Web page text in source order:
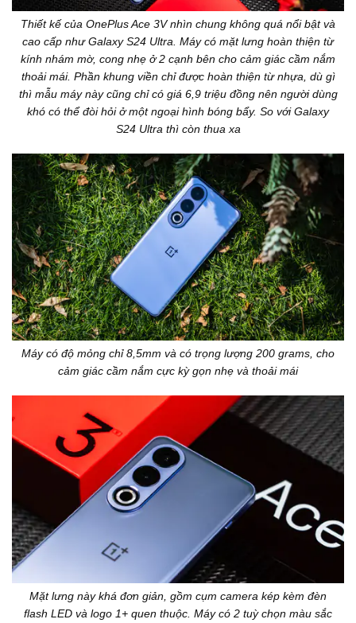
Thiết kế của OnePlus Ace 3V nhìn chung không quá nổi bật và
cao cấp như Galaxy S24 Ultra. Máy có mặt lưng hoàn thiện từ
kính nhám mờ, cong nhẹ ở 2 cạnh bên cho cảm giác cầm nắm
thoải mái. Phần khung viền chỉ được hoàn thiện từ nhựa, dù gì
thì mẫu máy này cũng chỉ có giá 6,9 triệu đồng nên người dùng
khó có thể đòi hỏi ở một ngoại hình bóng bẩy. So với Galaxy
S24 Ultra thì còn thua xa
Máy có độ mỏng chỉ 8,5mm và có trọng lượng 200 grams, cho
cảm giác cầm nắm cực kỳ gọn nhẹ và thoải mái
Mặt lưng này khá đơn giản, gồm cụm camera kép kèm đèn
flash LED và logo 1+ quen thuộc. Máy có 2 tuỳ chọn màu sắc